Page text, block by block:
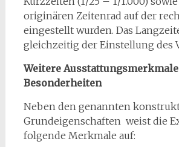
originären Zeitenrad auf der
eingestellt wurden. Das
gleichzeitig der Einstellung des
Weitere
Besonderheiten
Neben den genannten
Grundeigenschaften weist die
folgende Merkmale auf: